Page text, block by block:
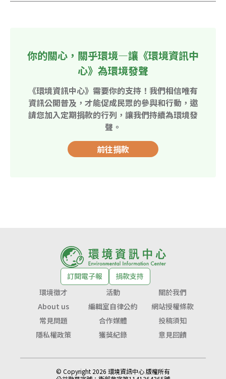
你的關心，關乎環境—讓《環境資訊中
心》為環境發聲
《環境資訊中心》需要你的支持！我們相信唯有
資訊公開普及，才能促成民眾的參與和行動，邀
請您加入定期捐款的行列，讓我們持續為環境發
聲。
前往捐款
訂閱電子報
捐款支持
環境徵才
活動
關於我們
About us
編輯室自律公約
網站授權條款
常見問題
合作媒體
投稿須知
隱私權政策
獲獎紀錄 意見回饋
© Copyright 2026 環境資訊中心 版權所有